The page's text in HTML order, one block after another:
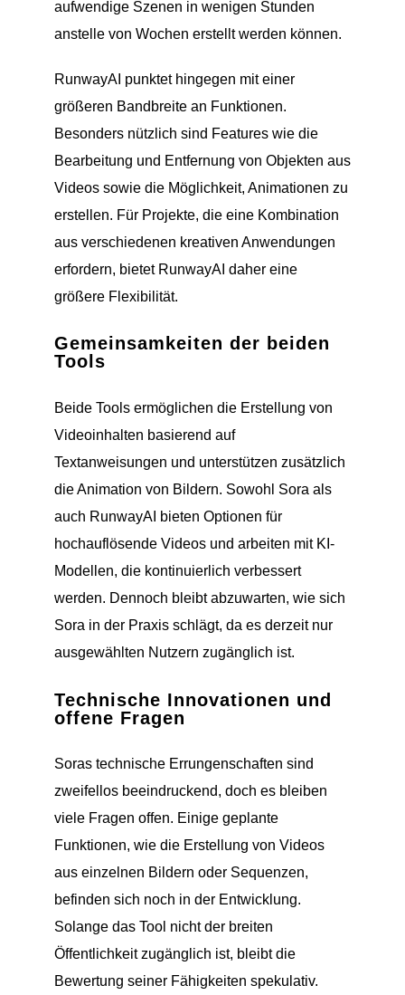
aufwendige Szenen in wenigen Stunden
anstelle von Wochen erstellt werden können.
RunwayAI punktet hingegen mit einer
größeren Bandbreite an Funktionen.
Besonders nützlich sind Features wie die
Bearbeitung und Entfernung von Objekten aus
Videos sowie die Möglichkeit, Animationen zu
erstellen. Für Projekte, die eine Kombination
aus verschiedenen kreativen Anwendungen
erfordern, bietet RunwayAI daher eine
größere Flexibilität.
Gemeinsamkeiten der beiden
Tools
Beide Tools ermöglichen die Erstellung von
Videoinhalten basierend auf
Textanweisungen und unterstützen zusätzlich
die Animation von Bildern. Sowohl Sora als
auch RunwayAI bieten Optionen für
hochauflösende Videos und arbeiten mit KI-
Modellen, die kontinuierlich verbessert
werden. Dennoch bleibt abzuwarten, wie sich
Sora in der Praxis schlägt, da es derzeit nur
ausgewählten Nutzern zugänglich ist.
Technische Innovationen und
offene Fragen
Soras technische Errungenschaften sind
zweifellos beeindruckend, doch es bleiben
viele Fragen offen. Einige geplante
Funktionen, wie die Erstellung von Videos
aus einzelnen Bildern oder Sequenzen,
befinden sich noch in der Entwicklung.
Solange das Tool nicht der breiten
Öffentlichkeit zugänglich ist, bleibt die
Bewertung seiner Fähigkeiten spekulativ.